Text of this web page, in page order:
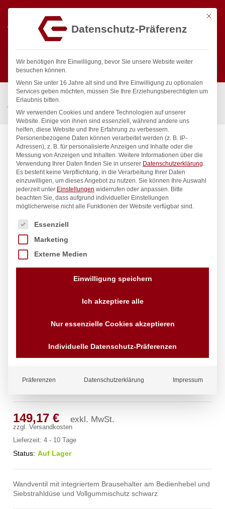
Suchen
Start / Gastronomiebedarf & Gastro Geräte für Profis
Wassertechnik
Wellnes ecoSet Kneipp’sche Garnitur 1/2″
ecoSet Kneipp’sche Garnitur 1/2″
149,17€ exkl. MwSt.
zzgl.Versandkosten
Lieferzeit:4 - 10 Tage
Status: Auf Lager
Wandventil mit integriertem Brausehalter am Bedienhebel und
Siebstrahldüse und Vollgummischutz schwarz
Mit
Datenschutz-Präferenz
Wir benötigen Ihre Einwilligung, bevor Sie unsere Website weiter
besuchen können.
Wenn Sie unter 16 Jahre alt sind und Ihre Einwilligung zu optionalen
Services geben möchten, müssen Sie Ihre Erziehungsberechtigten um
Erlaubnis bitten.
Wir verwenden Cookies und andere Technologien auf unserer
Website. Einige von ihnen sind essenziell, während andere uns
helfen, diese Website und Ihre Erfahrung zu verbessern.
Personenbezogene Daten können verarbeitet werden (z. B. IP-
Adressen), z. B. für personalisierte Anzeigen und Inhalte oder die
Messung von Anzeigen und Inhalten. Weitere Informationen über die
Verwendung Ihrer Daten finden Sie in unserer Datenschutzerklärung.
Es besteht keine Verpflichtung, in die Verarbeitung Ihrer Daten
einzuwilligen, um dieses Angebot zu nutzen. Sie können Ihre Auswahl
jederzeit unter Einstellungen widerrufen oder anpassen. Bitte
beachten Sie, dass aufgrund individueller Einstellungen
möglicherweise nicht alle Funktionen der Website verfügbar sind.
Es folgt eine Liste der Service-Gruppen, für die eine
Essenziell
Marketing
Externe Medien
Einwilligung speichern
Ich akzeptiere alle
Nur essenzielle Cookies akzeptieren
Individuelle Datenschutz-Präferenzen
Präferenzen Datenschutzerklärung Impressum